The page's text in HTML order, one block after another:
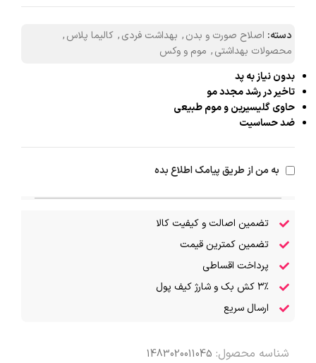
دسته: اصلاح صورت و بدن, بهداشت فردی, کالیما پلاس,
محصولات بهداشتی, موم و وکس
بدون نیاز به پد
تاخیر در رشد مجدد مو
حاوی گلیسیرین و موم طبیعی
ضد حساسیت
به من از طریق پیامک اطلاع بده
تضمین اصالت و کیفیت کالا
تضمین کمترین قیمت
پرداخت اقساطی
۳٪ کش بک و شارژ کیف پول
ارسال سریع
شناسه محصول: 1483020011045